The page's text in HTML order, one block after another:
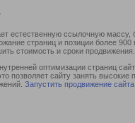
естественную ссылочную
страниц и позиции более
стоимость и сроки продвижения.
оптимизации страниц
позволяет сайту занять
Запустить продвижение сайта